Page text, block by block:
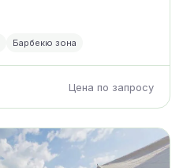
Барбекю зона
Цена по запросу